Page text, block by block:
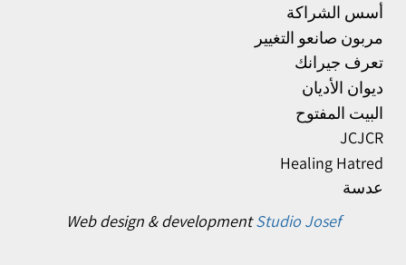
أسس الشراكة
مربون صانعو التغيير
تعرف جيرانك
ديوان الأديان
البيت المفتوح
JCJCR
Healing Hatred
عدسة
Web design & developmentStudio Josef